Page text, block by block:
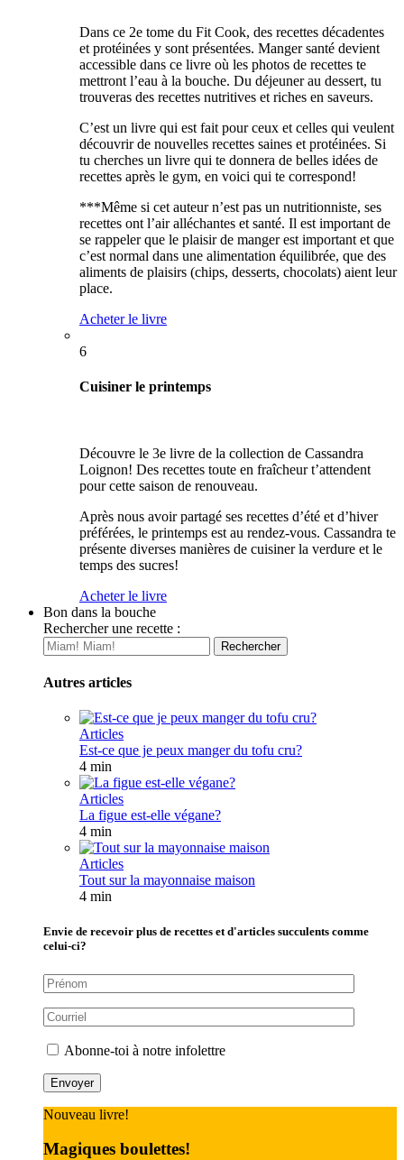
Dans ce 2e tome du Fit Cook, des recettes décadentes
et protéinées y sont présentées. Manger santé devient
accessible dans ce livre où les photos de recettes te
mettront l’eau à la bouche. Du déjeuner au dessert, tu
trouveras des recettes nutritives et riches en saveurs.
C’est un livre qui est fait pour ceux et celles qui veulent
découvrir de nouvelles recettes saines et protéinées. Si
tu cherches un livre qui te donnera de belles idées de
recettes après le gym, en voici qui te correspond!
***Même si cet auteur n’est pas un nutritionniste, ses
recettes ont l’air alléchantes et santé. Il est important de
se rappeler que le plaisir de manger est important et que
c’est normal dans une alimentation équilibrée, que des
aliments de plaisirs (chips, desserts, chocolats) aient leur
place.
Acheter le livre
6
Cuisiner le printemps
Découvre le 3e livre de la collection de Cassandra
Loignon! Des recettes toute en fraîcheur t’attendent
pour cette saison de renouveau.
Après nous avoir partagé ses recettes d’été et d’hiver
préférées, le printemps est au rendez-vous. Cassandra te
présente diverses manières de cuisiner la verdure et le
temps des sucres!
Acheter le livre
Bon dans la bouche
Rechercher une recette :
Autres articles
Articles
Est-ce que je peux manger du tofu cru?
4 min
Articles
La figue est-elle végane?
4 min
Articles
Tout sur la mayonnaise maison
4 min
Envie de recevoir plus de recettes et d'articles succulents comme
celui-ci?
Abonne-toi à notre infolettre
Nouveau livre!
Magiques boulettes!